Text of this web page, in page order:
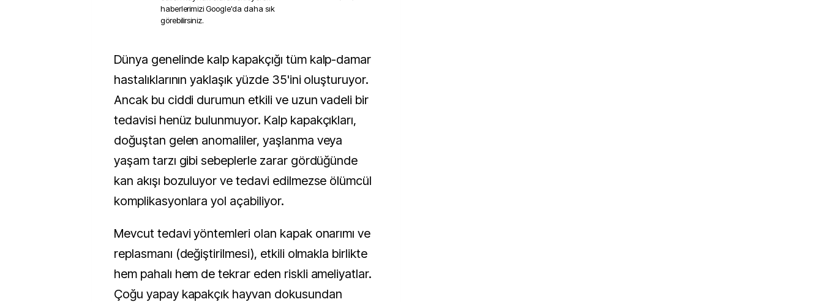
haberlerimizi Google'da daha sık
görebilirsiniz.
Dünya genelinde kalp kapakçığı tüm kalp-damar
hastalıklarının yaklaşık yüzde 35'ini oluşturuyor.
Ancak bu ciddi durumun etkili ve uzun vadeli bir
tedavisi henüz bulunmuyor. Kalp kapakçıkları,
doğuştan gelen anomaliler, yaşlanma veya
yaşam tarzı gibi sebeplerle zarar gördüğünde
kan akışı bozuluyor ve tedavi edilmezse ölümcül
komplikasyonlara yol açabiliyor.
Mevcut tedavi yöntemleri olan kapak onarımı ve
replasmanı (değiştirilmesi), etkili olmakla birlikte
hem pahalı hem de tekrar eden riskli ameliyatlar.
Çoğu yapay kapakçık hayvan dokusundan